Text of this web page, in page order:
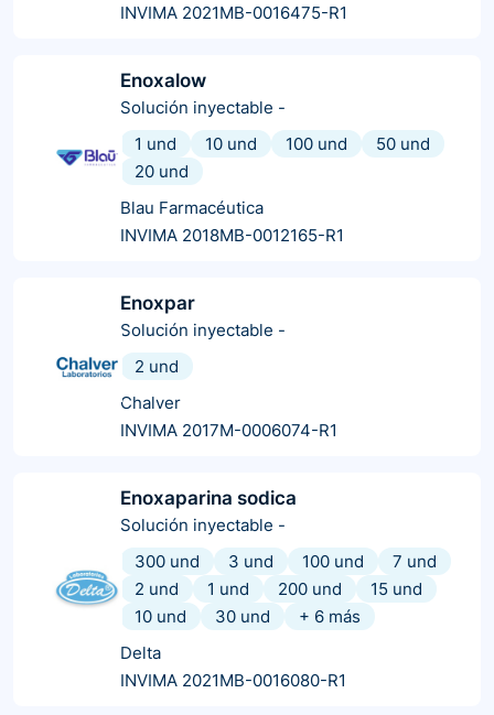
INVIMA 2021MB-0016475-R1
Enoxalow
Solución inyectable -
1 und
10 und 100 und
50 und
20 und
Blau Farmacéutica
INVIMA 2018MB-0012165-R1
Enoxpar
Solución inyectable -
2 und
Chalver
INVIMA 2017M-0006074-R1
Enoxaparina sodica
Solución inyectable -
300 und
3 und 100 und
7 und
2 und
1 und 200 und
15 und
10 und
30 und + 6 más
Delta
INVIMA 2021MB-0016080-R1